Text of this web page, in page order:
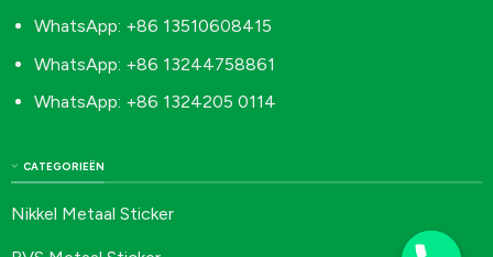
CATEGORIEËN
Nikkel Metaal Sticker
WhatsApp: +86 13510608415
WhatsApp: +86 13244758861
WhatsApp: +86 1324205 0114